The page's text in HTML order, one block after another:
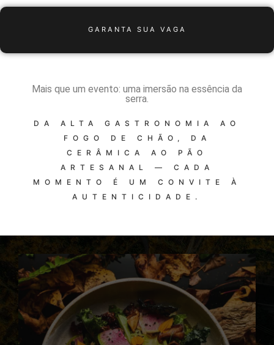
GARANTA SUA VAGA
Mais que um evento: uma imersão na essência da
serra.
DA ALTA GASTRONOMIA AO
FOGO DE CHÃO, DA
CERÂMICA AO PÃO
ARTESANAL — CADA
MOMENTO É UM CONVITE À
AUTENTICIDADE.